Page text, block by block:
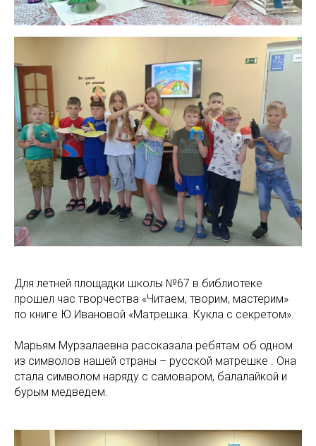
Для летней площадки школы №67 в библиотеке
прошел час творчества «Читаем, творим, мастерим»
по книге Ю.Ивановой «Матрешка. Кукла с секретом».
Марьям Мурзалаевна рассказала ребятам об одном
из символов нашей страны – русской матрешке . Она
стала символом наряду с самоваром, балалайкой и
бурым медведем.